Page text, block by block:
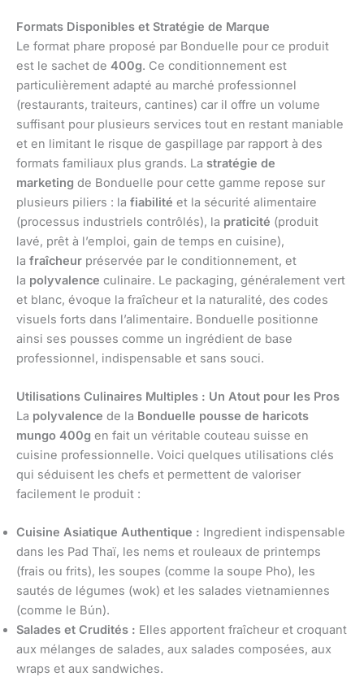
Formats Disponibles et Stratégie de Marque
Le format phare proposé par Bonduelle pour ce produit
est le sachet de 400g. Ce conditionnement est
particulièrement adapté au marché professionnel
(restaurants, traiteurs, cantines) car il offre un volume
suffisant pour plusieurs services tout en restant maniable
et en limitant le risque de gaspillage par rapport à des
formats familiaux plus grands. La stratégie de
marketing de Bonduelle pour cette gamme repose sur
plusieurs piliers : la fiabilité et la sécurité alimentaire
(processus industriels contrôlés), la praticité (produit
lavé, prêt à l’emploi, gain de temps en cuisine),
la fraîcheur préservée par le conditionnement, et
la polyvalence culinaire. Le packaging, généralement vert
et blanc, évoque la fraîcheur et la naturalité, des codes
visuels forts dans l’alimentaire. Bonduelle positionne
ainsi ses pousses comme un ingrédient de base
professionnel, indispensable et sans souci.
Utilisations Culinaires Multiples : Un Atout pour les Pros
La polyvalence de la Bonduelle pousse de haricots
mungo 400g en fait un véritable couteau suisse en
cuisine professionnelle. Voici quelques utilisations clés
qui séduisent les chefs et permettent de valoriser
facilement le produit :
Cuisine Asiatique Authentique : Ingredient indispensable
dans les Pad Thaï, les nems et rouleaux de printemps
(frais ou frits), les soupes (comme la soupe Pho), les
sautés de légumes (wok) et les salades vietnamiennes
(comme le Bún).
Salades et Crudités : Elles apportent fraîcheur et croquant
aux mélanges de salades, aux salades composées, aux
wraps et aux sandwiches.